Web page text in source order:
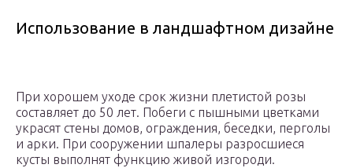
Использование в ландшафтном дизайне
При хорошем уходе срок жизни плетистой розы
составляет до 50 лет. Побеги с пышными цветками
украсят стены домов, ограждения, беседки, перголы
и арки. При сооружении шпалеры разросшиеся
кусты выполнят функцию живой изгороди.